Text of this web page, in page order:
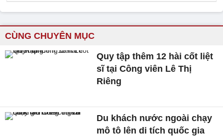
CÙNG CHUYÊN MỤC
Quy tập thêm 12 hài cốt liệt
sĩ tại Công viên Lê Thị
Riêng
Du khách nước ngoài chạy
mô tô lên di tích quốc gia